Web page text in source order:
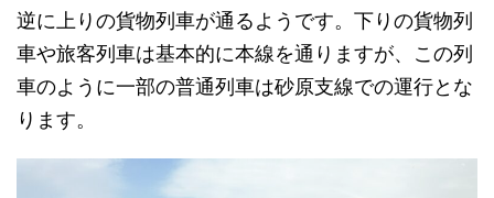
逆に上りの貨物列車が通るようです。下りの貨物列
車や旅客列車は基本的に本線を通りますが、この列
車のように一部の普通列車は砂原支線での運行とな
ります。